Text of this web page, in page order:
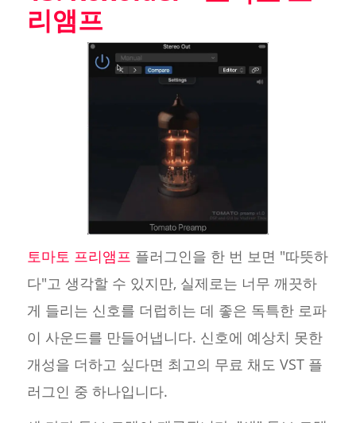
리앰프
토마토 프리앰프 플러그인을 한 번 보면 "따뜻하
다"고 생각할 수 있지만, 실제로는 너무 깨끗하
게 들리는 신호를 더럽히는 데 좋은 독특한 로파
이 사운드를 만들어냅니다. 신호에 예상치 못한
개성을 더하고 싶다면 최고의 무료 채도 VST 플
러그인 중 하나입니다.